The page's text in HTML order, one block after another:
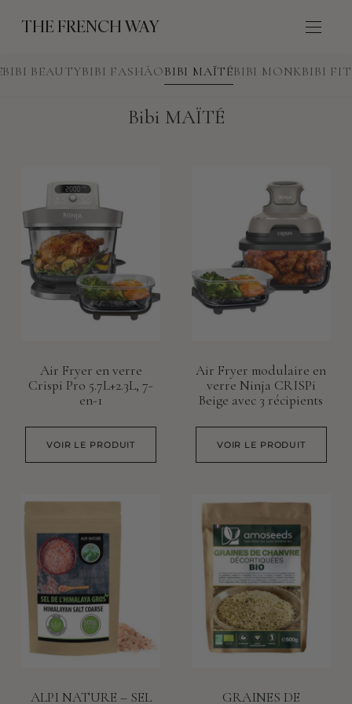
THE FRENCH WAY
BIBI BEAUTYBIBI FASHÃOBIBI MAÏTÉBIBI MONKBIBI FIT
Bibi MAÏTÉ
Air Fryer en verre
Crispi Pro 5.7L+2.3L, 7-
en-1
VOIR LE PRODUIT
Air Fryer modulaire en
verre Ninja CRISPi
Beige avec 3 récipients
VOIR LE PRODUIT
ALPI NATURE – SEL
GRAINES DE